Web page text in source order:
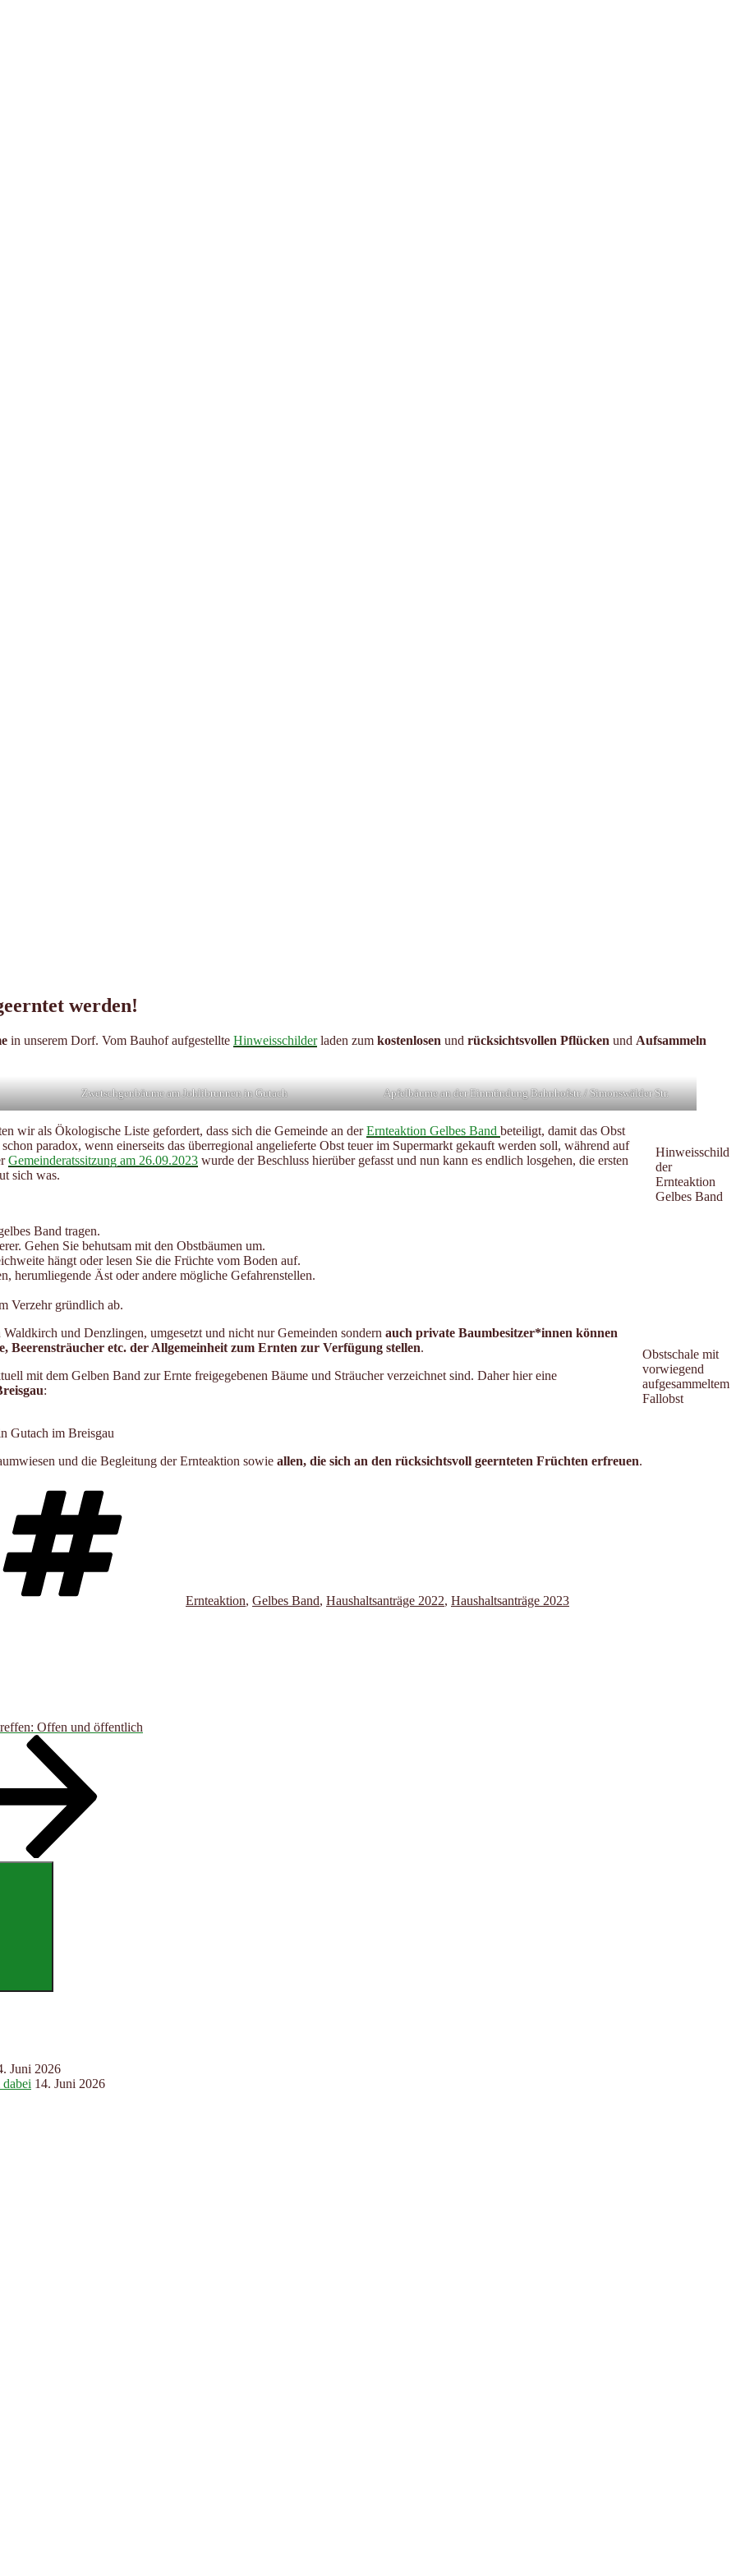
werden!
in unserem Dorf. Vom Bauhof aufgestellte Hinweisschilderladen zum kostenlosen und rücksichtsvollen Pflücken und Aufsammeln
Zwetschgenbäume am Johlibrunnen in Gutach Apfelbäume an der Einmündung Bahnhofstr. / Simonswälder Str.
Hinweisschild
der
Ernteaktion
Gelbes Band
wir als Ökologische Liste gefordert, dass sich die Gemeinde an derErnteaktion Gelbes Band beteiligt, damit das Obst
paradox, wenn einerseits das überregional angelieferte Obst teuer im Supermarkt gekauft werden soll, während auf
Gemeinderatssitzung am 26.09.2023 wurde der Beschluss hierüber gefasst und nun kann es endlich losgehen, die ersten
sich was.
Band tragen.
Gehen Sie behutsam mit den Obstbäumen um.
hängt oder lesen Sie die Früchte vom Boden auf.
herumliegende Äst oder andere mögliche Gefahrenstellen.
Verzehr gründlich ab.
Obstschale mit
vorwiegend
aufgesammeltem
Fallobst
und Denzlingen, umgesetzt und nicht nur Gemeinden sondern auch private Baumbesitzer*innen können
Beerensträucher etc. der Allgemeinheit zum Ernten zur Verfügung stellen.
mit dem Gelben Band zur Ernte freigegebenen Bäume und Sträucher verzeichnet sind. Daher hier eine
:
Gutach im Breisgau
und die Begleitung der Ernteaktion sowie allen, die sich an den rücksichtsvoll geernteten Früchten erfreuen.
Ernteaktion, Gelbes Band, Haushaltsanträge 2022, Haushaltsanträge 2023
Offen und öffentlich
Juni 2026
14. Juni 2026